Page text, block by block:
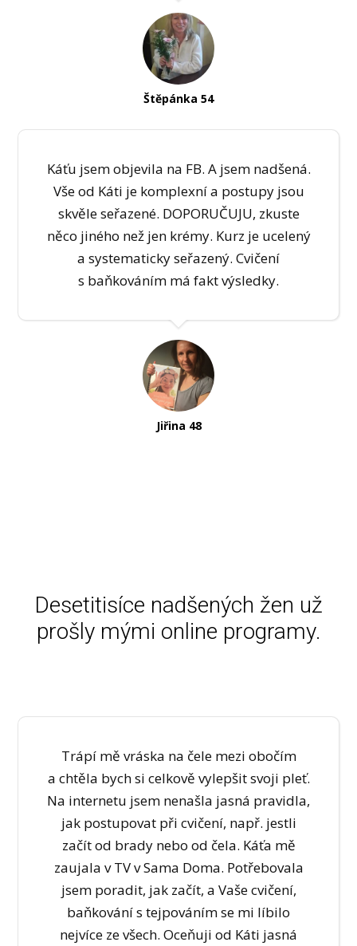
Štěpánka 54
Káťu jsem objevila na FB. A jsem nadšená.
Vše od Káti je komplexní a postupy jsou
skvěle seřazené. DOPORUČUJU, zkuste
něco jiného než jen krémy. Kurz je ucelený
a systematicky seřazený. Cvičení
s baňkováním má fakt výsledky.
Jiřina 48
Desetitisíce nadšených žen už
prošly mými online programy.
Trápí mě vráska na čele mezi obočím
a chtěla bych si celkově vylepšit svoji pleť.
Na internetu jsem nenašla jasná pravidla,
jak postupovat při cvičení, např. jestli
začít od brady nebo od čela. Káťa mě
zaujala v TV v Sama Doma. Potřebovala
jsem poradit, jak začít, a Vaše cvičení,
baňkování s tejpováním se mi líbilo
nejvíce ze všech. Oceňuji od Káti jasná